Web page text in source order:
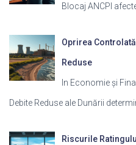
Blocaj ANCPI
Oprirea
Reduse
In Economie și
Debite Reduse ale Dunării
Riscurile